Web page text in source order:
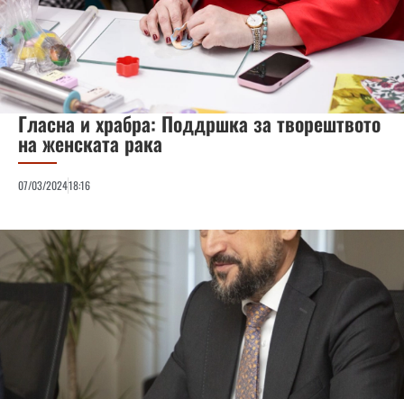
Гласна и храбра: Поддршка за творештвото
на женската рака
07/03/202418:16